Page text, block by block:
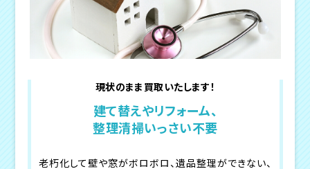
現状のまま買取いたします！
建て替えやリフォーム、
整理清掃いっさい不要
老朽化して壁や窓がボロボロ、遺品整理ができない、